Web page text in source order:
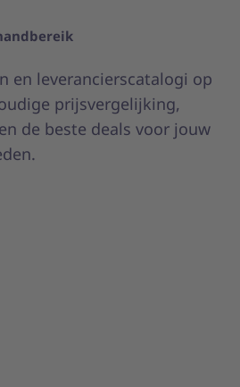
en leverancierscatalogi op
prijsvergelijking,
de beste deals voor jouw